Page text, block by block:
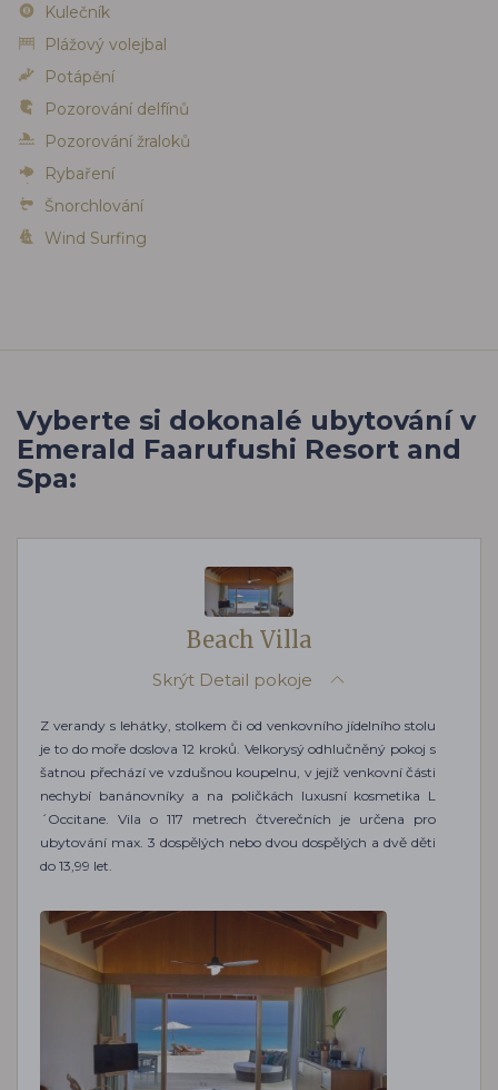
Kulečník
Plážový volejbal
Potápění
Pozorování delfínů
Pozorování žraloků
Rybaření
Šnorchlování
Wind Surfing
Vyberte si dokonalé ubytování v
Emerald Faarufushi Resort and
Spa:
Beach Villa
Skrýt Detail pokoje
Z verandy s lehátky, stolkem či od venkovního jídelního stolu
je to do moře doslova 12 kroků. Velkorysý odhlučněný pokoj s
šatnou přechází ve vzdušnou koupelnu, v jejíž venkovní části
nechybí banánovníky a na poličkách luxusní kosmetika L
´Occitane. Vila o 117 metrech čtverečních je určena pro
ubytování max. 3 dospělých nebo dvou dospělých a dvě děti
do 13,99 let.